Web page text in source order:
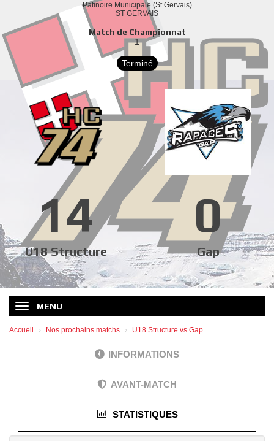
Patinoire Municipale (St Gervais)
ST GERVAIS
Match de Championnat
1
Terminé
14 0
U18 Structure Gap
MENU
Accueil Nos prochains matchs U18 Structure vs Gap
INFORMATIONS
AVANT-MATCH
STATISTIQUES